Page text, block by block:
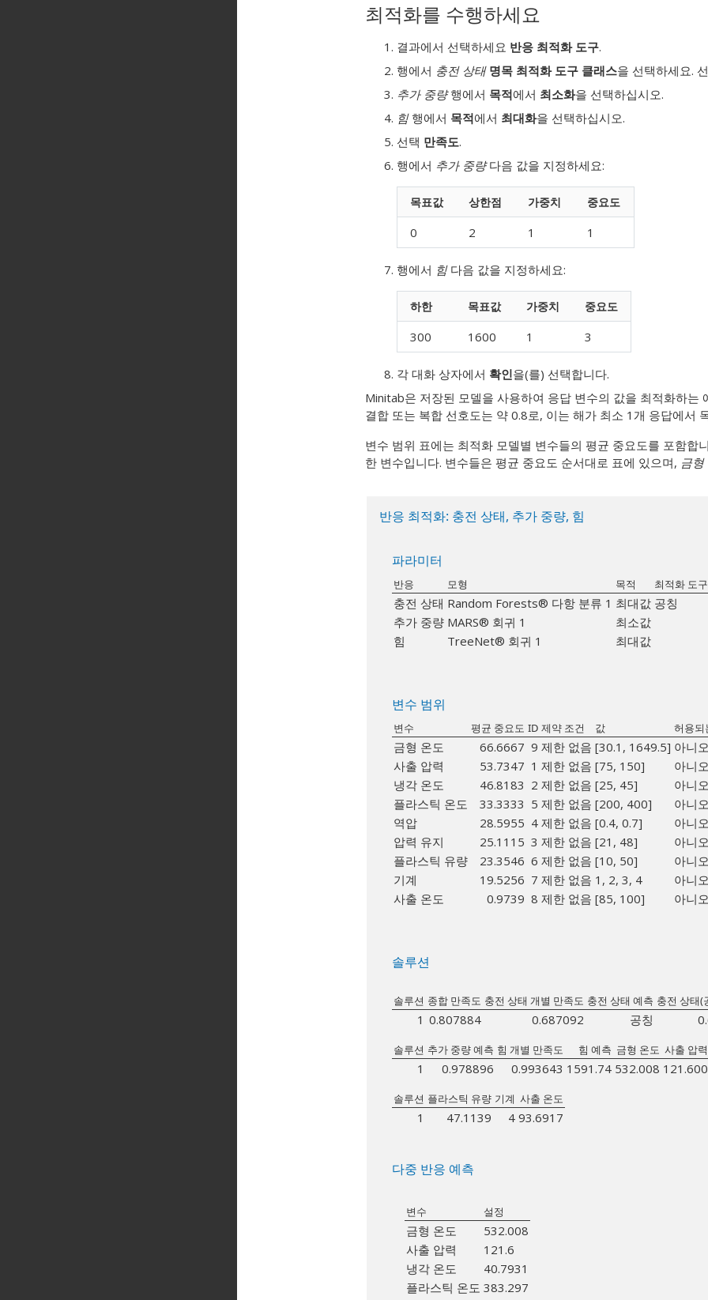
최적화를 수행하세요
결과에서 선택하세요 반응 최적화 도구.
행에서 충전 상태 명목 최적화 도구 클래스을 선택하세요.
추가 중량행에서 목적에서 최소화을 선택하십시오.
힘행에서 목적에서 최대화을 선택하십시오.
선택 만족도.
행에서 추가 중량다음 값을 지정하세요:
목표값 상한점 가중치 중요도
0 2 1 1
행에서 힘다음 값을 지정하세요:
하한 목표값 가중치 중요도
300 1600 1 3
각 대화 상자에서 확인을(를) 선택합니다.
Minitab은 저장된 모델을 사용하여 응답 변수의 값을 최적화하는
결합 또는 복합 선호도는 약 0.8로, 이는 해가 최소 1개 응답에서
변수 범위 표에는 최적화 모델별 변수들의 평균 중요도를 포함합
한 변수입니다. 변수들은 평균 중요도 순서대로 표에 있으며, 금형
반응 최적화: 충전 상태, 추가 중량, 힘
파라미터
반응 모형 목적 최적화 도
충전 상태 Random Forests® 다항 분류 1 최대값 공칭
추가 중량 MARS® 회귀 1 최소값
힘
TreeNet® 회귀 1 최대값
변수 범위
변수 평균 중요도 ID 제약 조건 값 허용되
금형 온도 66.6667 9 제한 없음 [30.1, 1649.5] 아니오
사출 압력
53.7347 1 제한 없음 [75, 150] 아니오
냉각 온도
46.8183 2 제한 없음 [25, 45] 아니오
플라스틱 온도
33.3333 5 제한 없음 [200, 400] 아니오
역압
28.5955 4 제한 없음 [0.4, 0.7] 아니오
압력 유지
25.1115 3 제한 없음 [21, 48] 아니오
플라스틱 유량
23.3546 6 제한 없음 [10, 50] 아니오
기계
19.5256 7 제한 없음 1, 2, 3, 4 아니오
사출 온도
0.9739 8 제한 없음 [85, 100] 아니오
솔루션
솔루션 종합 만족도 충전 상태 개별 만족도 충전 상태 예측 충전 상태(
1 0.807884 0.687092 공칭
솔루션 추가 중량 예측 힘 개별 만족도 힘 예측 금형 온도 사출 압력
1 0.978896 0.993643 1591.74 532.008 121.600
솔루션 플라스틱 유량 기계 사출 온도
1 47.1139 4 93.6917
다중 반응 예측
변수 설정
금형 온도
532.008
사출 압력
121.6
냉각 온도
40.7931
플라스틱 온도 383.297